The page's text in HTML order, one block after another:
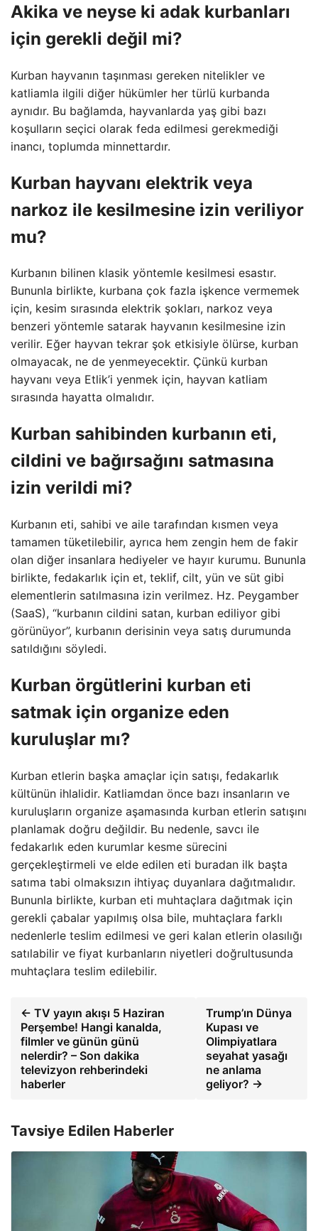
Akika ve neyse ki adak kurbanları
için gerekli değil mi?
Kurban hayvanın taşınması gereken nitelikler ve
katliamla ilgili diğer hükümler her türlü kurbanda
aynıdır. Bu bağlamda, hayvanlarda yaş gibi bazı
koşulların seçici olarak feda edilmesi gerekmediği
inancı, toplumda minnettardır.
Kurban hayvanı elektrik veya
narkoz ile kesilmesine izin veriliyor
mu?
Kurbanın bilinen klasik yöntemle kesilmesi esastır.
Bununla birlikte, kurbana çok fazla işkence vermemek
için, kesim sırasında elektrik şokları, narkoz veya
benzeri yöntemle satarak hayvanın kesilmesine izin
verilir. Eğer hayvan tekrar şok etkisiyle ölürse, kurban
olmayacak, ne de yenmeyecektir. Çünkü kurban
hayvanı veya Etlik’i yenmek için, hayvan katliam
sırasında hayatta olmalıdır.
Kurban sahibinden kurbanın eti,
cildini ve bağırsağını satmasına
izin verildi mi?
Kurbanın eti, sahibi ve aile tarafından kısmen veya
tamamen tüketilebilir, ayrıca hem zengin hem de fakir
olan diğer insanlara hediyeler ve hayır kurumu. Bununla
birlikte, fedakarlık için et, teklif, cilt, yün ve süt gibi
elementlerin satılmasına izin verilmez. Hz. Peygamber
(SaaS), “kurbanın cildini satan, kurban ediliyor gibi
görünüyor”, kurbanın derisinin veya satış durumunda
satıldığını söyledi.
Kurban örgütlerini kurban eti
satmak için organize eden
kuruluşlar mı?
Kurban etlerin başka amaçlar için satışı, fedakarlık
kültünün ihlalidir. Katliamdan önce bazı insanların ve
kuruluşların organize aşamasında kurban etlerin satışını
planlamak doğru değildir. Bu nedenle, savcı ile
fedakarlık eden kurumlar kesme sürecini
gerçekleştirmeli ve elde edilen eti buradan ilk başta
satıma tabi olmaksızın ihtiyaç duyanlara dağıtmalıdır.
Bununla birlikte, kurban eti muhtaçlara dağıtmak için
gerekli çabalar yapılmış olsa bile, muhtaçlara farklı
nedenlerle teslim edilmesi ve geri kalan etlerin olasılığı
satılabilir ve fiyat kurbanların niyetleri doğrultusunda
muhtaçlara teslim edilebilir.
← TV yayın akışı 5 Haziran
Perşembe! Hangi kanalda,
filmler ve günün günü
nelerdir? – Son dakika
televizyon rehberindeki
haberler
Trump’ın Dünya
Kupası ve
Olimpiyatlara
seyahat yasağı
ne anlama
geliyor? →
Tavsiye Edilen Haberler